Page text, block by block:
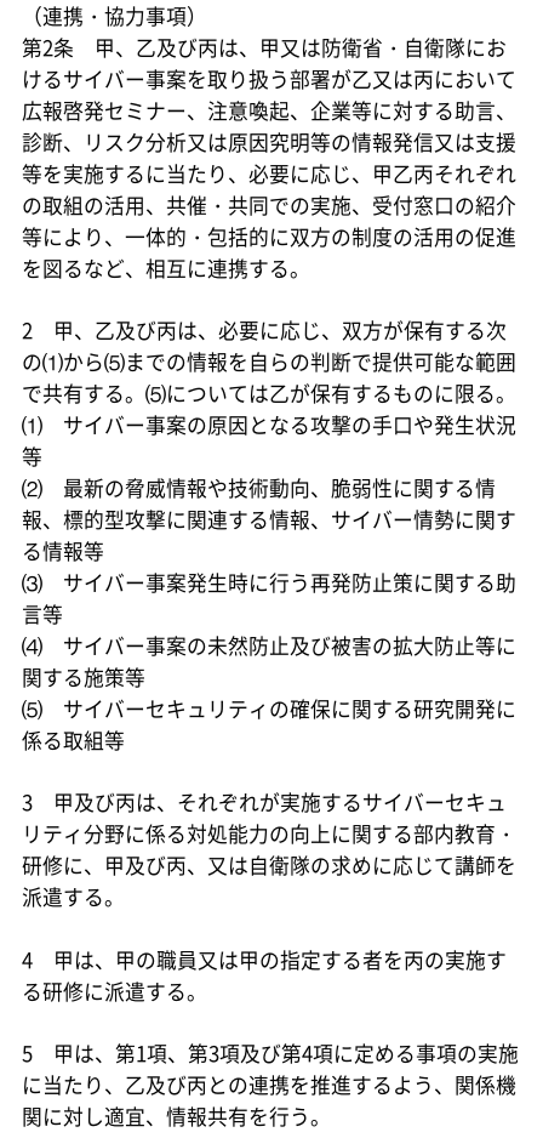
（連携・協力事項）
第2条 甲、乙及び丙は、甲又は防衛省・自衛隊にお
けるサイバー事案を取り扱う部署が乙又は丙において
広報啓発セミナー、注意喚起、企業等に対する助言、
診断、リスク分析又は原因究明等の情報発信又は支援
等を実施するに当たり、必要に応じ、甲乙丙それぞれ
の取組の活用、共催・共同での実施、受付窓口の紹介
等により、一体的・包括的に双方の制度の活用の促進
を図るなど、相互に連携する。
2 甲、乙及び丙は、必要に応じ、双方が保有する次
の⑴から⑸までの情報を自らの判断で提供可能な範囲
で共有する。⑸については乙が保有するものに限る。
⑴ サイバー事案の原因となる攻撃の手口や発生状況
等
⑵ 最新の脅威情報や技術動向、脆弱性に関する情
報、標的型攻撃に関連する情報、サイバー情勢に関す
る情報等
⑶ サイバー事案発生時に行う再発防止策に関する助
言等
⑷ サイバー事案の未然防止及び被害の拡大防止等に
関する施策等
⑸ サイバーセキュリティの確保に関する研究開発に
係る取組等
3 甲及び丙は、それぞれが実施するサイバーセキュ
リティ分野に係る対処能力の向上に関する部内教育・
研修に、甲及び丙、又は自衛隊の求めに応じて講師を
派遣する。
4 甲は、甲の職員又は甲の指定する者を丙の実施す
る研修に派遣する。
5 甲は、第1項、第3項及び第4項に定める事項の実施
に当たり、乙及び丙との連携を推進するよう、関係機
関に対し適宜、情報共有を行う。